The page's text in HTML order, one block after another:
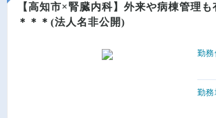
【高知市×腎臓内科】外来や病棟管理も
＊＊＊(法人名非公開)
勤務
勤務